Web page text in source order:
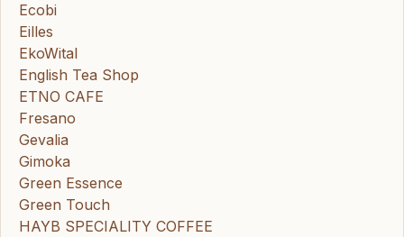
Ecobi
Eilles
EkoWital
English Tea Shop
ETNO CAFE
Fresano
Gevalia
Gimoka
Green Essence
Green Touch
HAYB SPECIALITY COFFEE